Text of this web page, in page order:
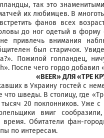
так это
их любимцев. В
фанов всех
до ног одетый в форму
привлечь внимания
был старичок.
Пожилой голландец,
После чего гордо
«BEER» ДЛЯ «ТРЕ
в Украину гостей с
что шведы. В столицу, где
тысяч 20 поклонников. Уже
вмиг
время. Обитатели фан-
по интересам.